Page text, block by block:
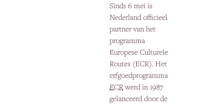
Sinds 6 mei is
Nederland officieel
partner van het
programma
Europese Culturele
Routes (ECR). Het
erfgoedprogramma
ECR werd in 1987
gelanceerd door de